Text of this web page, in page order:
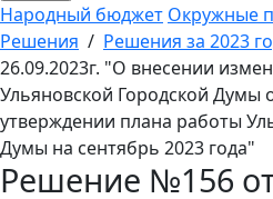
Народный бюджет Окружные
Решения / Решения за 2023
26.09.2023г. "О внесении
Ульяновской Городской Думы
утверждении плана работы
Думы на сентябрь 2023 года"
Решение №156 от